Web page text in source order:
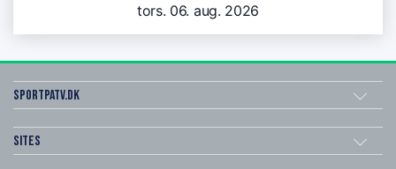
tors. 06. aug. 2026
SportPaTV.dk
Sites